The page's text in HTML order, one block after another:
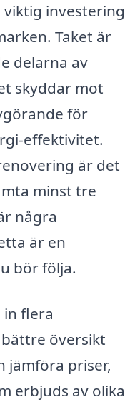
investering
Taket är
delarna av
skyddar mot
för
effektivitet.
är det
minst tre
några
är en
bör följa.
in flera
översikt
jämföra priser,
erbjuds av olika